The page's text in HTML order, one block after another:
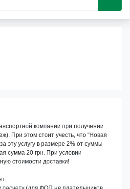
компании при получении
При этом стоит учесть, что "Новая
эту услугу в размере 2% от суммы
сумма 20 грн. При условии
стоимости доставки!